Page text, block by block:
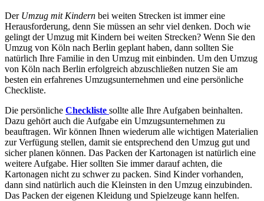
Der Umzug mit Kindern bei weiten Strecken ist immer eine
Herausforderung, denn Sie müssen an sehr viel denken. Doch wie
gelingt der Umzug mit Kindern bei weiten Strecken? Wenn Sie den
Umzug von Köln nach Berlin geplant haben, dann sollten Sie
natürlich Ihre Familie in den Umzug mit einbinden. Um den Umzug
von Köln nach Berlin erfolgreich abzuschließen nutzen Sie am
besten ein erfahrenes Umzugsunternehmen und eine persönliche
Checkliste.
Die persönliche Checkliste sollte alle Ihre Aufgaben beinhalten.
Dazu gehört auch die Aufgabe ein Umzugsunternehmen zu
beauftragen. Wir können Ihnen wiederum alle wichtigen Materialien
zur Verfügung stellen, damit sie entsprechend den Umzug gut und
sicher planen können. Das Packen der Kartonagen ist natürlich eine
weitere Aufgabe. Hier sollten Sie immer darauf achten, die
Kartonagen nicht zu schwer zu packen. Sind Kinder vorhanden,
dann sind natürlich auch die Kleinsten in den Umzug einzubinden.
Das Packen der eigenen Kleidung und Spielzeuge kann helfen.